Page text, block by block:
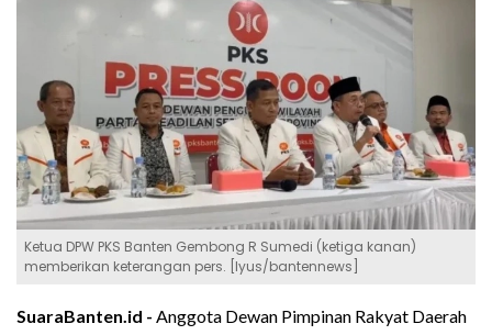
Ketua DPW PKS Banten Gembong R Sumedi (ketiga kanan)
memberikan keterangan pers. [Iyus/bantennews]
SuaraBanten.id - Anggota Dewan Pimpinan Rakyat Daerah